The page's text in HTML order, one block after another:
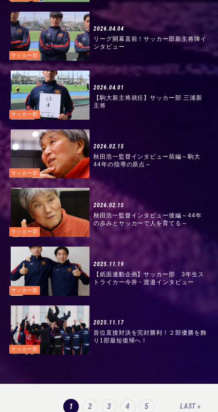
サッカー部
2026.04.04
リーグ開幕直前！サッカー部新主将陣イ
ンタビュー
サッカー部
2026.04.01
【駒大新主将就任】サッカー部 三浦新
主将
サッカー部
2026.02.15
秋田浩一監督インタビュー前編～駒大
44年の指導の原点～
サッカー部
2026.02.15
秋田浩一監督インタビュー後編～44年
の歩みとサッカーで人を育てる～
サッカー部
2025.11.19
【紙面連動企画】サッカー部 3年生ス
トライカー今井・渡邉インタビュー
サッカー部
2025.11.17
首位直接対決を完封勝利！２部優勝を飾
り1部最短復帰へ！
1 2 3 4 5 LAST »